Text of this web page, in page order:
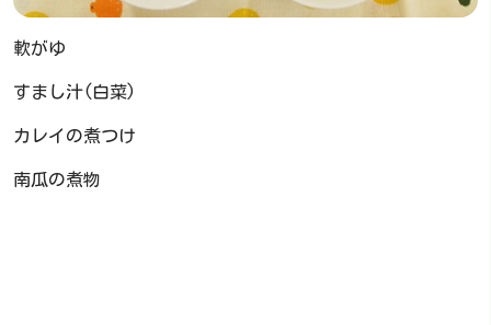
軟がゆ
すまし汁(白菜)
カレイの煮つけ
南瓜の煮物